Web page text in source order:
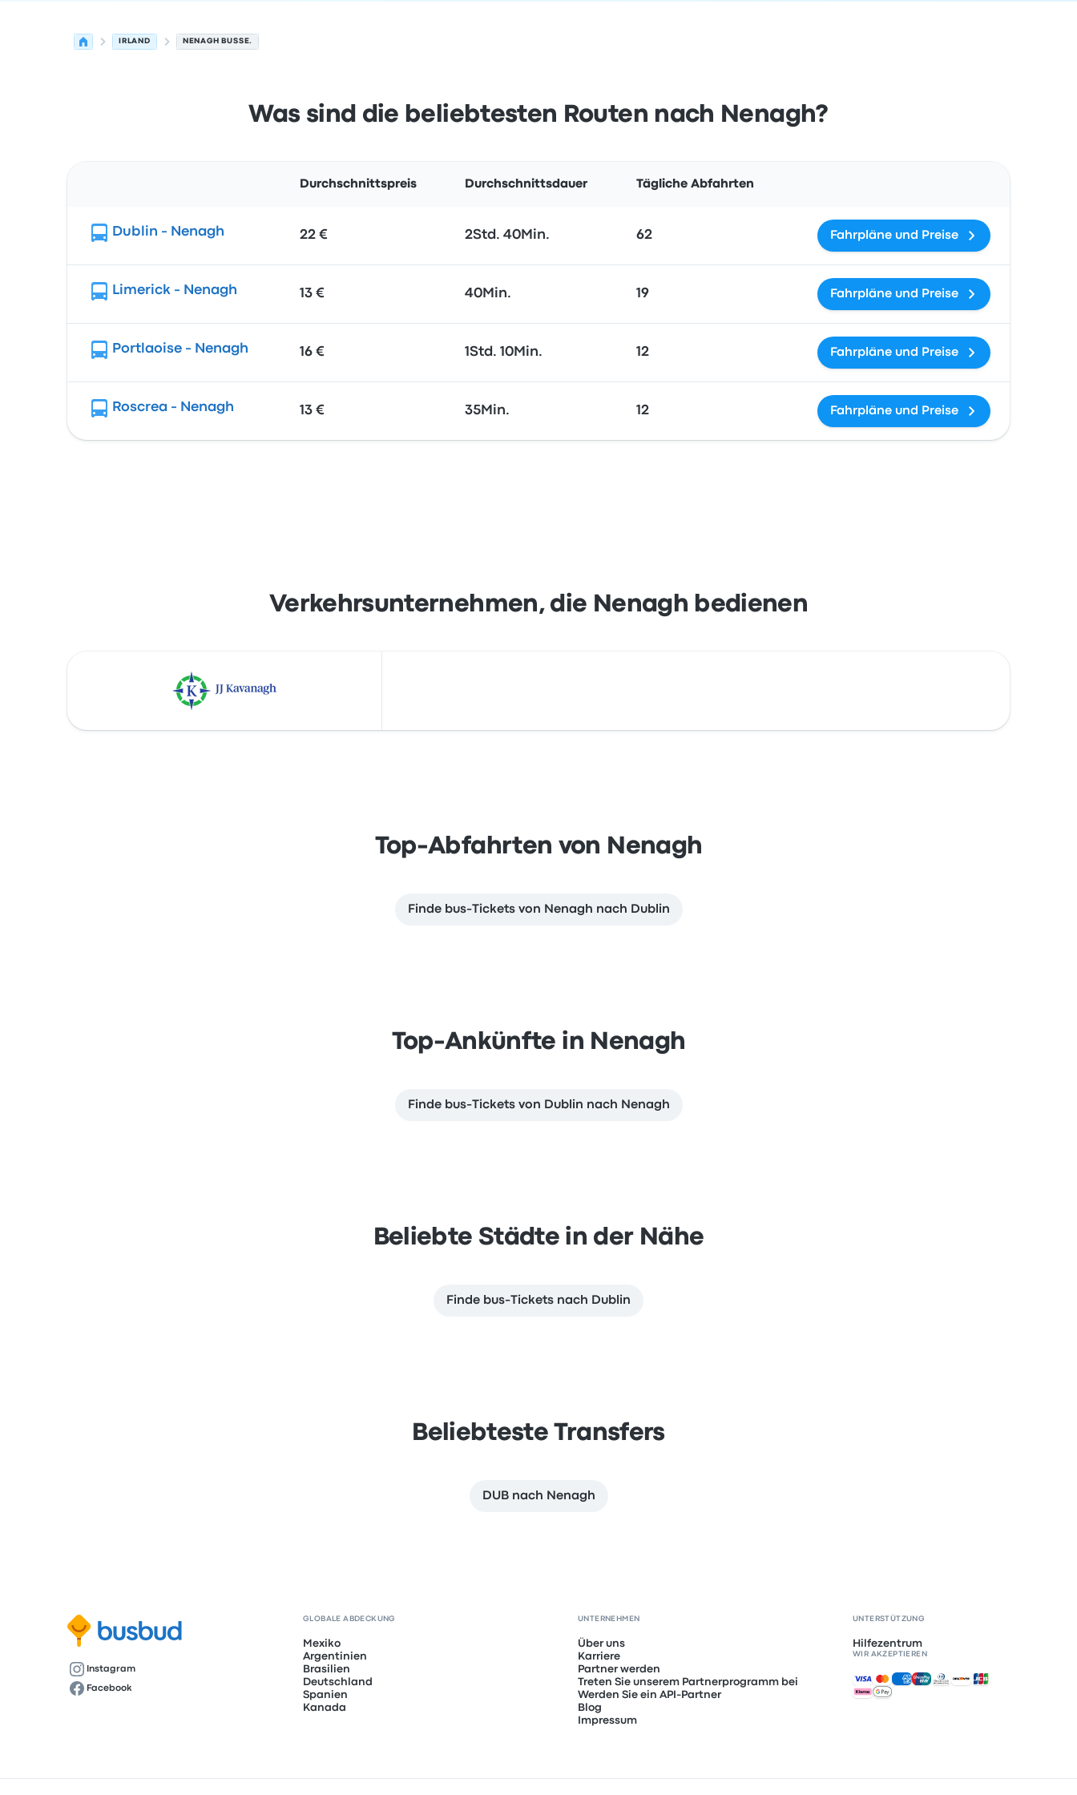
IRLAND NENAGH BUSSE.
Was sind die beliebtesten Routen nach Nenagh?
Durchschnittspreis Durchschnittsdauer Tägliche Abfahrten
Dublin - Nenagh 22 € 2Std. 40Min. 62 Fahrpläne und Preise
Limerick - Nenagh 13 € 40Min. 19 Fahrpläne und Preise
Portlaoise - Nenagh 16 € 1Std. 10Min. 12 Fahrpläne und Preise
Roscrea - Nenagh 13 € 35Min. 12 Fahrpläne und Preise
Verkehrsunternehmen, die Nenagh bedienen
Top-Abfahrten von Nenagh
Finde bus-Tickets von Nenagh nach Dublin
Top-Ankünfte in Nenagh
Finde bus-Tickets von Dublin nach Nenagh
Beliebte Städte in der Nähe
Finde bus-Tickets nach Dublin
Beliebteste Transfers
DUB nach Nenagh
Instagram
Facebook
GLOBALE ABDECKUNG
Mexiko
Argentinien
Brasilien
Deutschland
Spanien
Kanada
UNTERNEHMEN
Über uns
Karriere
Partner werden
Treten Sie unserem Partnerprogramm bei
Werden Sie ein API-Partner
Blog
Impressum
UNTERSTÜTZUNG
Hilfezentrum
WIR AKZEPTIEREN
Akzeptierte Zahlungsmethoden